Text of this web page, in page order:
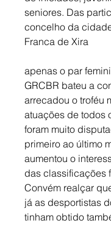
seniores. Das
concelho da
Franca de Xira
apenas o par
GRCBR bateu a
arrecadou o troféu
atuações de todos
foram muito
primeiro ao último
aumentou o
das classificações
Convém realçar
já as desportistas
tinham obtido